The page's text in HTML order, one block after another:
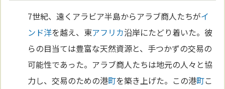
7世紀、遠くアラビア半島からアラブ商人たちがイ
ンド洋を越え、東アフリカ沿岸にたどり着いた。彼
らの目当ては豊富な天然資源と、手つかずの交易の
可能性であった。アラブ商人たちは地元の人々と協
力し、交易のための港町を築き上げた。この港町こ